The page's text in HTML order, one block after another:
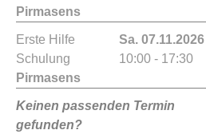
Pirmasens
Erste Hilfe
Schulung
Pirmasens
Sa. 07.11.2026
10:00 - 17:30
Keinen passenden Termin
gefunden?